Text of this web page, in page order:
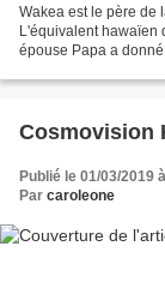
Wakea est le père de
L'équivalent hawaïen
épouse Papa a
Cosmovision
Publié le 01/03/2019
Par caroleone